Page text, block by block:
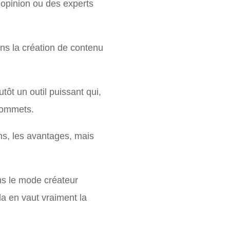
ou des experts
la création de contenu
un outil puissant qui,
les avantages, mais
le mode créateur
en vaut vraiment la